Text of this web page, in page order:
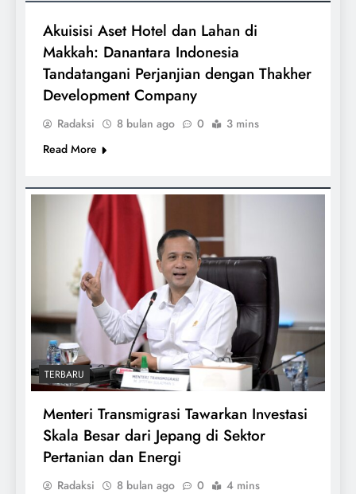
Akuisisi Aset Hotel dan Lahan di
Makkah: Danantara Indonesia
Tandatangani Perjanjian dengan Thakher
Development Company
Radaksi 8 bulan ago 0
3 mins
Read More
TERBARU
Menteri Transmigrasi Tawarkan Investasi
Skala Besar dari Jepang di Sektor
Pertanian dan Energi
Radaksi 8 bulan ago 0
4 mins